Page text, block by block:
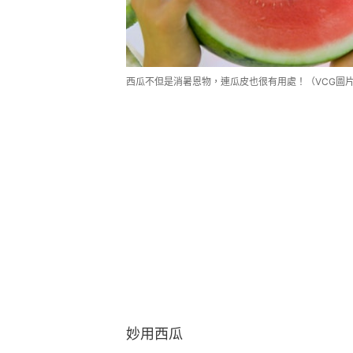
西瓜不但是消暑恩物，連瓜皮也很有用處！（VCG圖
妙用西瓜